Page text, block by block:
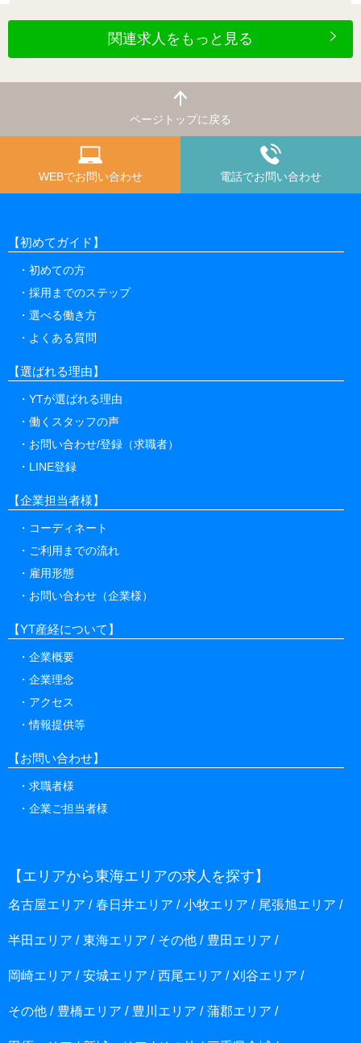
関連求人をもっと見る
ページトップに戻る
WEBでお問い合わせ 電話でお問い合わせ
【初めてガイド】
初めての方
採用までのステップ
選べる働き方
よくある質問
【選ばれる理由】
YTが選ばれる理由
働くスタッフの声
お問い合わせ/登録（求職者）
LINE登録
【企業担当者様】
コーディネート
ご利用までの流れ
雇用形態
お問い合わせ（企業様）
【YT産経について】
企業概要
企業理念
アクセス
情報提供等
【お問い合わせ】
求職者様
企業ご担当者様
【エリアから東海エリアの求人を探す】
名古屋エリア 春日井エリア 小牧エリア 尾張旭エリア
半田エリア 東海エリア その他 豊田エリア
岡崎エリア 安城エリア 西尾エリア 刈谷エリア
その他 豊橋エリア 豊川エリア 蒲郡エリア